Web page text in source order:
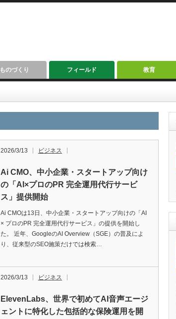
ものづくり フィールド 教育
2026/3/13 ビジネス
Ai CMO、中小企業・スタートアップ向け
の「AI×プロのPR 完全運用代行サービ
ス」提供開始
Ai CMOは13日、中小企業・スタートアップ向けの「AI
× プロのPR 完全運用代行サービス」の提供を開始し
た。 近年、GoogleのAI Overview（SGE）の普及によ
り、従来型のSEO施策だけでは検索…
2026/3/13 ビジネス
ElevenLabs、世界で初めてAI音声エージ
ェントに特化した包括的な保険運用を開